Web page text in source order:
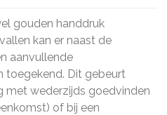
gouden handdruk
kan er naast de
aanvullende
toegekend. Dit gebeurt
met wederzijds goedvinden
of bij een